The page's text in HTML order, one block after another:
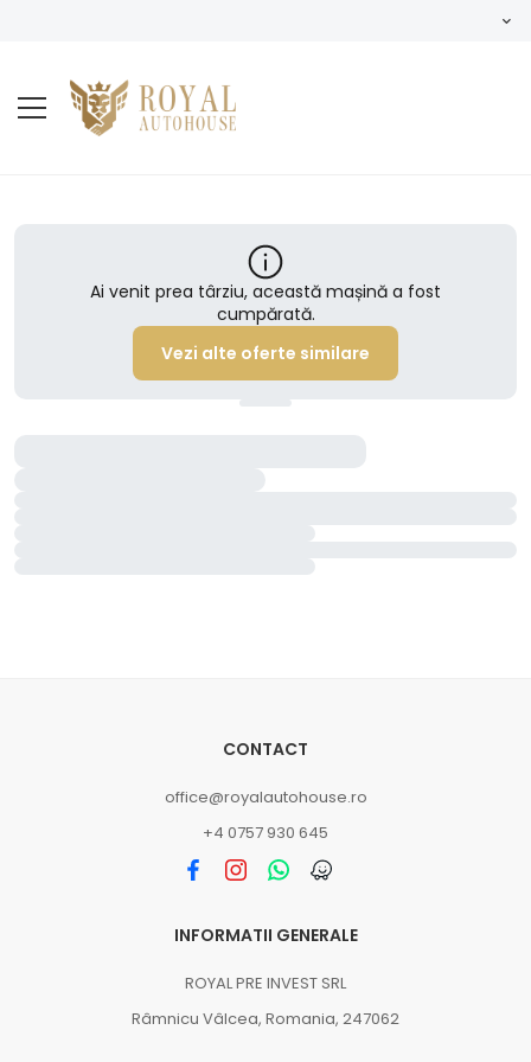
Ai venit prea târziu, această mașină a fost
cumpărată.
Vezi alte oferte similare
CONTACT
office@royalautohouse.ro
+4 0757 930 645
INFORMATII GENERALE
ROYAL PRE INVEST SRL
Râmnicu Vâlcea, Romania, 247062